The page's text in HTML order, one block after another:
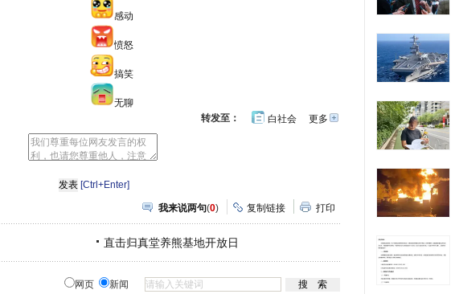
感动
愤怒
搞笑
无聊
更多开
转发至： 白社会
[Ctrl+Enter]
我来说两句(0) 复制链接 打印
直击归真堂养熊基地开放日
网页 新闻